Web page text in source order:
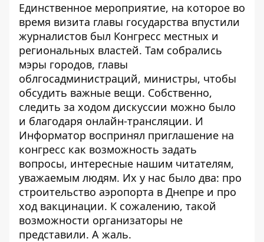
Единственное мероприятие, на которое во
время визита главы государства впустили
журналистов был Конгресс местных и
региональных властей. Там собрались
мэры городов, главы
облгосадминистраций, министры, чтобы
обсудить важные вещи. Собственно,
следить за ходом дискуссии можно было
и благодаря онлайн-трансляции. И
Информатор воспринял приглашение на
конгресс как возможность задать
вопросы, интересные нашим читателям,
уважаемым людям. Их у нас было два: про
строительство аэропорта в Днепре и про
ход вакцинации. К сожалению, такой
возможности организаторы не
представили. А жаль.